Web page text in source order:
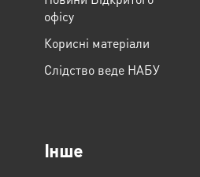
офісу
Корисні матеріали
Слідство веде НАБУ
Інше